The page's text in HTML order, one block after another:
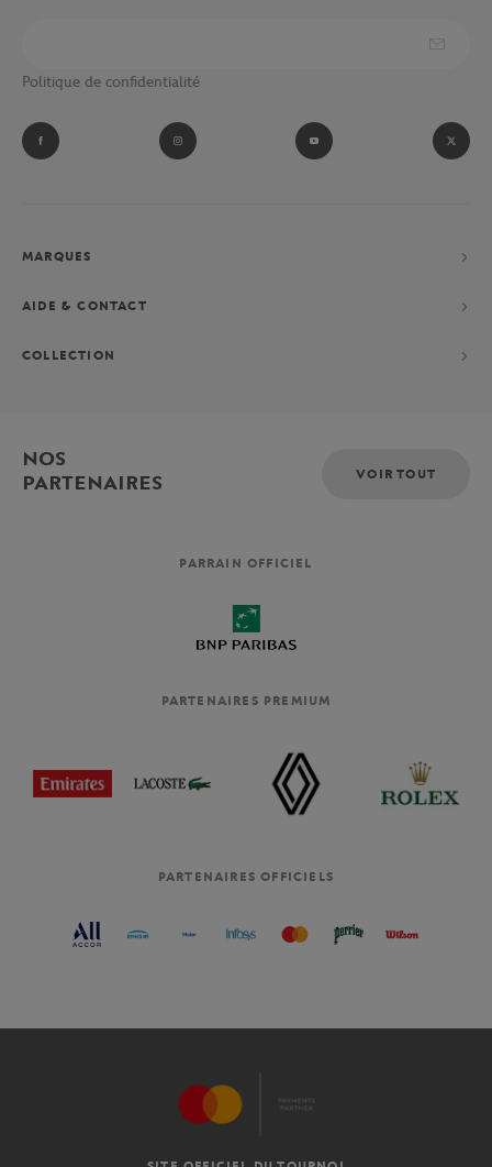
Politique de confidentialité
MARQUES
AIDE & CONTACT
COLLECTION
NOS
PARTENAIRES
VOIR TOUT
PARRAIN OFFICIEL
PARTENAIRES PREMIUM
PARTENAIRES OFFICIELS